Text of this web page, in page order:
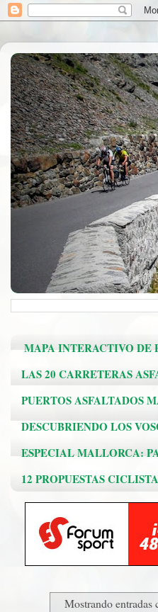
MAPA INTERACTIVO DE
LAS 20 CARRETERAS
PUERTOS ASFALTADOS
DESCUBRIENDO LOS
ESPECIAL MALLORCA:
12 PROPUESTAS
Mostrando